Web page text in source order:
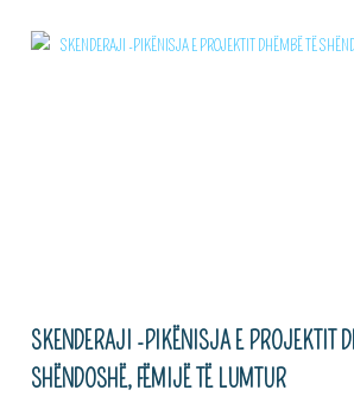
SKENDERAJI -PIKËNISJA E PROJEKTIT
SHËNDOSHË, FËMIJË TË LUMTUR